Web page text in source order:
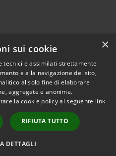
Dichiarazione di
accessibilità• Copyright ©
2021 • Comune di Mirano
• Powered by
Municipium•
Accesso
redazione
×
sui cookie
tecnici e assimilati strettamente
e alla navigazione del sito,
al solo fine di elaborare
aggregate e anonime.
la cookie policy al seguente link
RIFIUTA TUTTO
DETTAGLI